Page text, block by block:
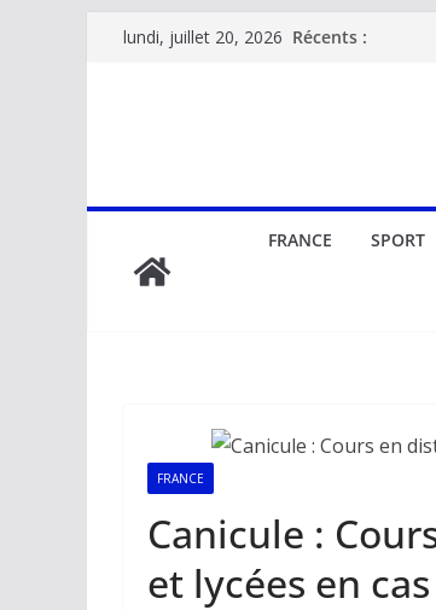
Passerlundi, juillet 20, 2026 Récents :
FRANCE SPORT
FRANCE
Canicule :
et lycées en